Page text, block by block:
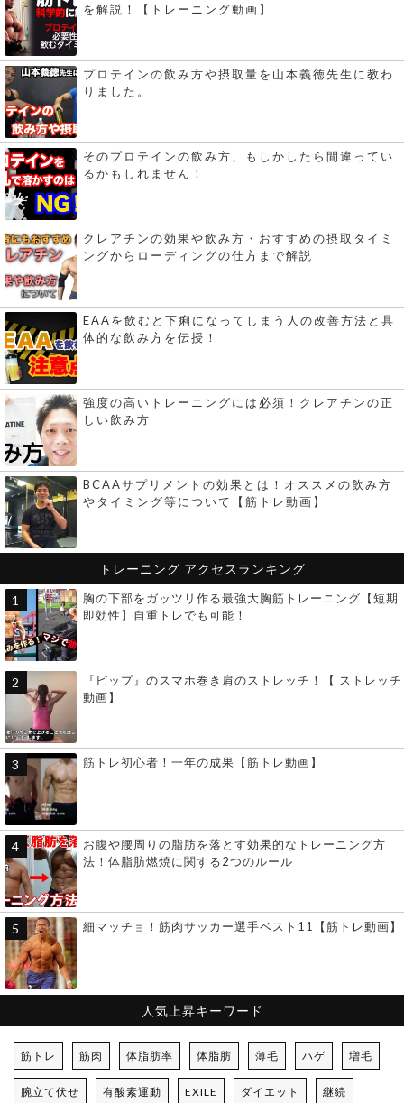
を解説！【トレーニング動画】
プロテインの飲み方や摂取量を山本義徳先生に教わ
りました。
そのプロテインの飲み方、もしかしたら間違ってい
るかもしれません！
クレアチンの効果や飲み方・おすすめの摂取タイミ
ングからローディングの仕方まで解説
EAAを飲むと下痢になってしまう人の改善方法と具
体的な飲み方を伝授！
強度の高いトレーニングには必須！クレアチンの正
しい飲み方
BCAAサプリメントの効果とは！オススメの飲み方
やタイミング等について【筋トレ動画】
トレーニング アクセスランキング
胸の下部をガッツリ作る最強大胸筋トレーニング【短期
即効性】自重トレでも可能！
『ピップ』のスマホ巻き肩のストレッチ！【 ストレッチ
動画】
筋トレ初心者！一年の成果【筋トレ動画】
お腹や腰周りの脂肪を落とす効果的なトレーニング方
法！体脂肪燃焼に関する2つのルール
細マッチョ！筋肉サッカー選手ベスト11【筋トレ動画】
人気上昇キーワード
筋トレ 筋肉 体脂肪率 体脂肪 薄毛 ハゲ 増毛
腕立て伏せ 有酸素運動 EXILE ダイエット 継続